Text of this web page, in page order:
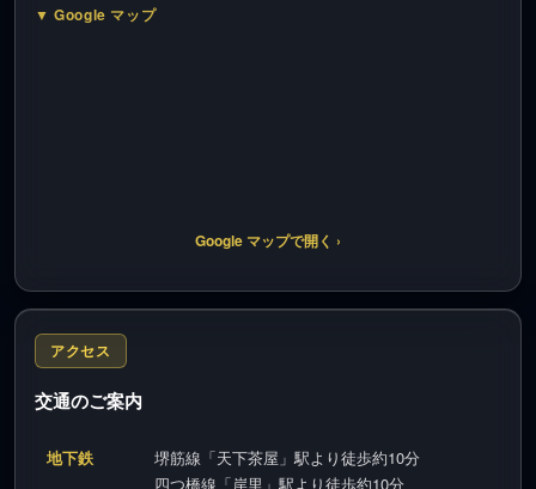
▼ Google マップ
Google マップで開く ›
アクセス
交通のご案内
地下鉄
堺筋線「天下茶屋」駅より徒歩約10分
四つ橋線「岸里」駅より徒歩約10分